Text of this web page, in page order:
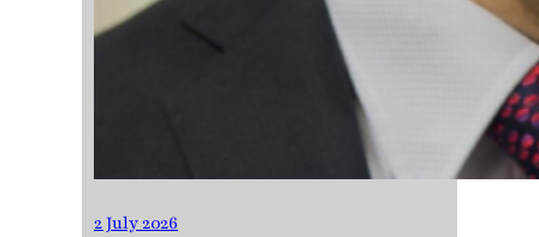
2 July 2026